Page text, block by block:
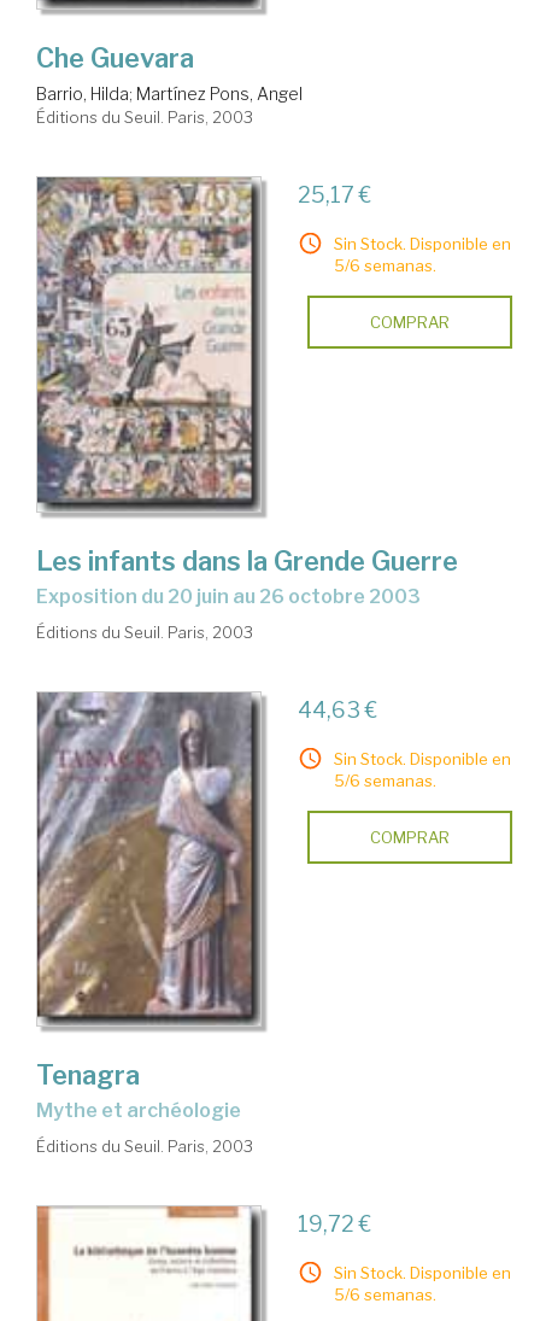
Che Guevara
Barrio, Hilda; Martínez Pons, Angel
Éditions du Seuil. Paris, 2003
25,17 €
Sin Stock. Disponible en
5/6 semanas.
COMPRAR
Les infants dans la Grende Guerre
exposition du 20 juin au 26 octobre 2003
Éditions du Seuil. Paris, 2003
44,63 €
Sin Stock. Disponible en
5/6 semanas.
COMPRAR
Tenagra
mythe et archéologie
Éditions du Seuil. Paris, 2003
19,72 €
Sin Stock. Disponible en
5/6 semanas.